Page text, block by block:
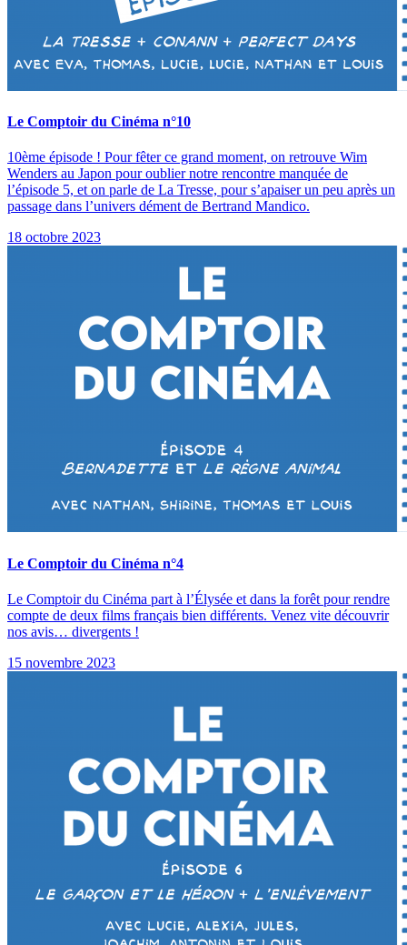
Le Comptoir du Cinéma n°10
10ème épisode ! Pour fêter ce grand moment, on retrouve Wim
Wenders au Japon pour oublier notre rencontre manquée de
l’épisode 5, et on parle de La Tresse, pour sʼapaiser un peu après un
passage dans lʼunivers dément de Bertrand Mandico.
18 octobre 2023
Le Comptoir du Cinéma n°4
Le Comptoir du Cinéma part à l’Élysée et dans la forêt pour rendre
compte de deux films français bien différents. Venez vite découvrir
nos avis… divergents !
15 novembre 2023